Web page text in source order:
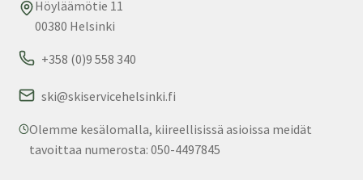
Höyläämötie 11
00380 Helsinki
+358 (0)9 558 340
ski@skiservicehelsinki.fi
Olemme kesälomalla, kiireellisissä asioissa meidät
tavoittaa numerosta: 050-4497845